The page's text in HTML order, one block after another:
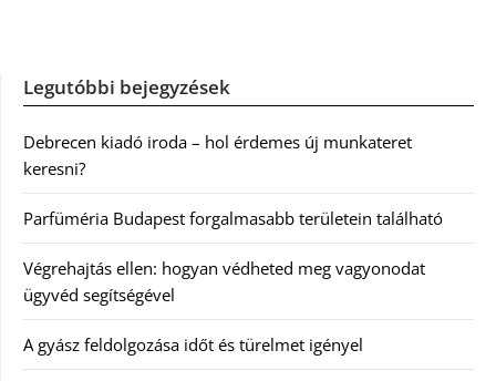
Legutóbbi bejegyzések
Debrecen kiadó iroda – hol érdemes új munkateret
keresni?
Parfüméria Budapest forgalmasabb területein található
Végrehajtás ellen: hogyan védheted meg vagyonodat
ügyvéd segítségével
A gyász feldolgozása időt és türelmet igényel